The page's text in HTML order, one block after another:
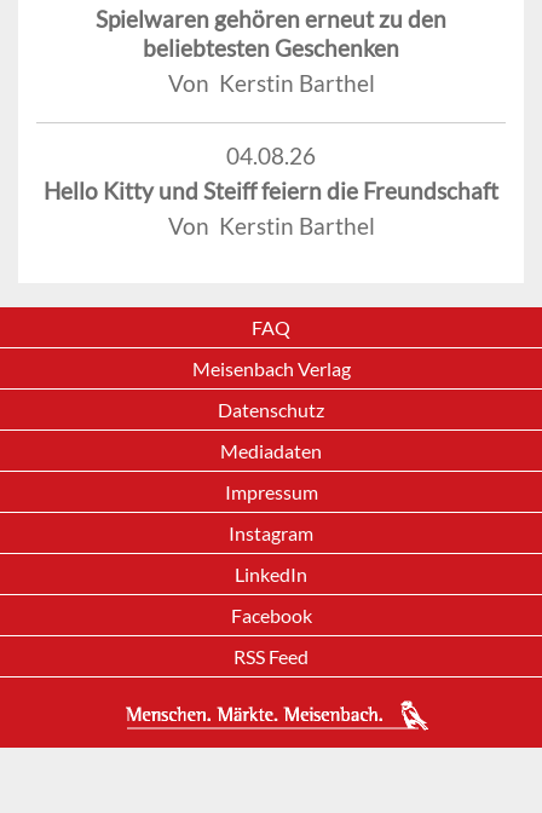
Spielwaren gehören erneut zu den
beliebtesten Geschenken
Von Kerstin Barthel
04.08.26
Hello Kitty und Steiff feiern die Freundschaft
Von Kerstin Barthel
FAQ
Meisenbach Verlag
Datenschutz
Mediadaten
Impressum
Instagram
LinkedIn
Facebook
RSS Feed